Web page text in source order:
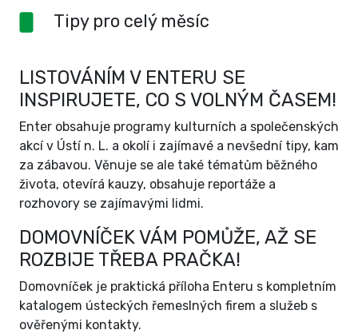
Tipy pro celý měsíc
LISTOVÁNÍM V ENTERU SE
INSPIRUJETE, CO S VOLNÝM ČASEM!
Enter obsahuje programy kulturních a společenských
akcí v Ústí n. L. a okolí i zajímavé a nevšední tipy, kam
za zábavou. Věnuje se ale také tématům běžného
života, otevírá kauzy, obsahuje reportáže a
rozhovory se zajímavými lidmi.
DOMOVNÍČEK VÁM POMŮŽE, AŽ SE
ROZBIJE TŘEBA PRAČKA!
Domovníček je praktická příloha Enteru s kompletním
katalogem ústeckých řemeslných firem a služeb s
ověřenými kontakty.